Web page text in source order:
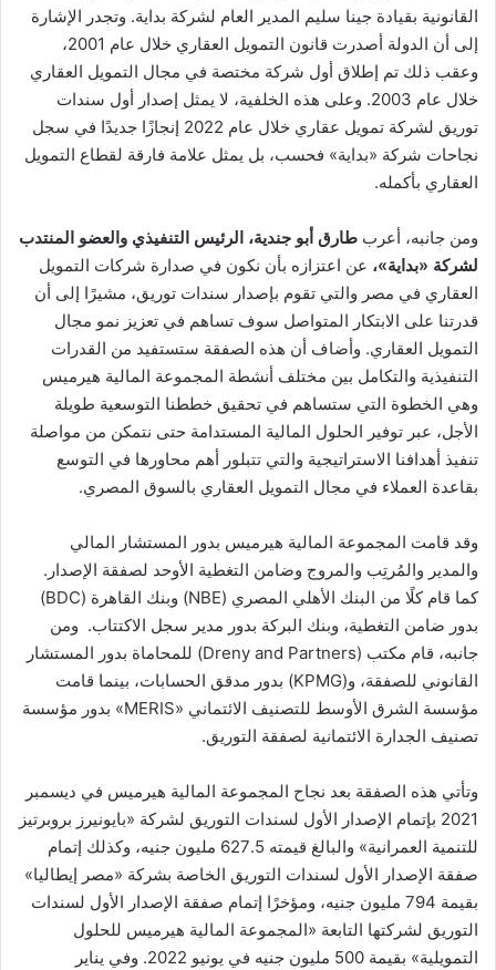
القانونية بقيادة جينا سليم المدير العام لشركة بداية. وتجدر الإشارة
إلى أن الدولة أصدرت قانون التمويل العقاري خلال عام 2001،
وعقب ذلك تم إطلاق أول شركة مختصة في مجال التمويل العقاري
خلال عام 2003. وعلى هذه الخلفية، لا يمثل إصدار أول سندات
توريق لشركة تمويل عقاري خلال عام 2022 إنجازًا جديدًا في سجل
نجاحات شركة «بداية» فحسب، بل يمثل علامة فارقة لقطاع التمويل
العقاري بأكمله.
ومن جانبه، أعرب طارق أبو جندية، الرئيس التنفيذي والعضو المنتدب
لشركة «بداية»، عن اعتزازه بأن نكون في صدارة شركات التمويل
العقاري في مصر والتي تقوم بإصدار سندات توريق، مشيرًا إلى أن
قدرتنا على الابتكار المتواصل سوف تساهم في تعزيز نمو مجال
التمويل العقاري. وأضاف أن هذه الصفقة ستستفيد من القدرات
التنفيذية والتكامل بين مختلف أنشطة المجموعة المالية هيرميس
وهي الخطوة التي ستساهم في تحقيق خططنا التوسعية طويلة
الأجل، عبر توفير الحلول المالية المستدامة حتى نتمكن من مواصلة
تنفيذ أهدافنا الاستراتيجية والتي تتبلور أهم محاورها في التوسع
بقاعدة العملاء في مجال التمويل العقاري بالسوق المصري.
وقد قامت المجموعة المالية هيرميس بدور المستشار المالي
والمدير والمُرتِب والمروج وضامن التغطية الأوحد لصفقة الإصدار.
كما قام كلًا من البنك الأهلي المصري (NBE) وبنك القاهرة (BDC)
بدور ضامن التغطية، وبنك البركة بدور مدير سجل الاكتتاب. ومن
جانبه، قام مكتب (Dreny and Partners) للمحاماة بدور المستشار
القانوني للصفقة، و(KPMG) بدور مدقق الحسابات، بينما قامت
مؤسسة الشرق الأوسط للتصنيف الائتماني «MERIS» بدور مؤسسة
تصنيف الجدارة الائتمانية لصفقة التوريق.
وتأتي هذه الصفقة بعد نجاح المجموعة المالية هيرميس في ديسمبر
2021 بإتمام الإصدار الأول لسندات التوريق لشركة «بايونيرز بروبرتيز
للتنمية العمرانية» والبالغ قيمته 627.5 مليون جنيه، وكذلك إتمام
صفقة الإصدار الأول لسندات التوريق الخاصة بشركة «مصر إيطاليا»
بقيمة 794 مليون جنيه، ومؤخرًا إتمام صفقة الإصدار الأول لسندات
التوريق لشركتها التابعة «المجموعة المالية هيرميس للحلول
التمويلية» بقيمة 500 مليون جنيه في يونيو 2022. وفي يناير